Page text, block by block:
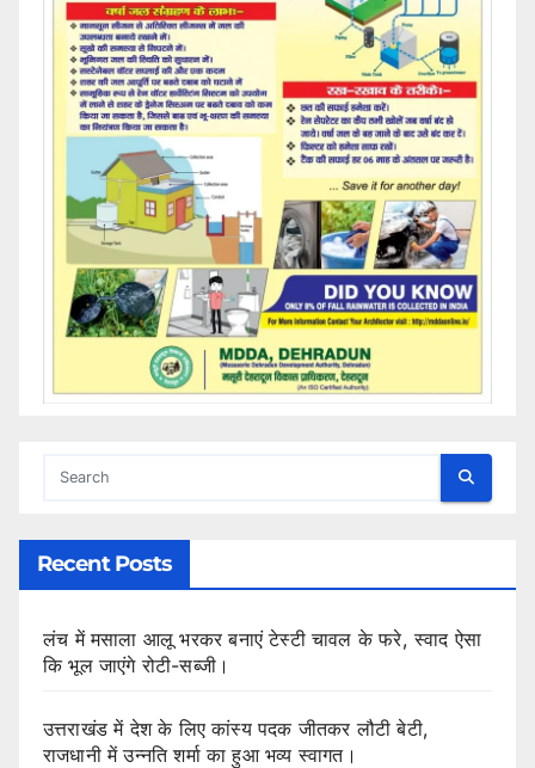
Recent Posts
लंच में मसाला आलू भरकर बनाएं टेस्टी चावल के फरे, स्वाद ऐसा
कि भूल जाएंगे रोटी-सब्जी।
उत्तराखंड में देश के लिए कांस्य पदक जीतकर लौटी बेटी,
राजधानी में उन्नति शर्मा का हुआ भव्य स्वागत।